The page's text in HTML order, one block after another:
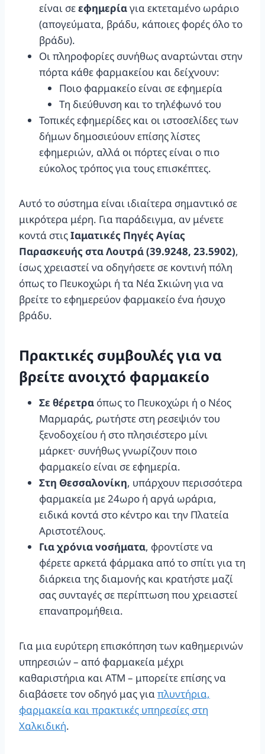
είναι σεεφημερίαγια εκτεταμένο ωράριο
(απογεύματα, βράδυ, κάποιες φορές όλο το
βράδυ).
Οι πληροφορίες συνήθως αναρτώνται στην
πόρτα κάθε φαρμακείου και δείχνουν:
Ποιο φαρμακείο είναι σε εφημερία
Τη διεύθυνση και το τηλέφωνό του
Τοπικές εφημερίδες και οι ιστοσελίδες των
δήμων δημοσιεύουν επίσης λίστες
εφημεριών, αλλά οι πόρτες είναι ο πιο
εύκολος τρόπος για τους επισκέπτες.
Αυτό το σύστημα είναι ιδιαίτερα σημαντικό σε
μικρότερα μέρη. Για παράδειγμα, αν μένετε
κοντά στιςΙαματικές Πηγές Αγίας
Παρασκευής στα Λουτρά (39.9248, 23.5902),
ίσως χρειαστεί να οδηγήσετε σε κοντινή πόλη
όπως το Πευκοχώρι ή τα Νέα Σκιώνη για να
βρείτε το εφημερεύον φαρμακείο ένα ήσυχο
βράδυ.
Πρακτικές συμβουλές για να
βρείτε ανοιχτό φαρμακείο
Σε θέρετρα όπως το Πευκοχώρι ή ο Νέος
Μαρμαράς, ρωτήστε στη ρεσεψιόν του
ξενοδοχείου ή στο πλησιέστερο μίνι
μάρκετ· συνήθως γνωρίζουν ποιο
φαρμακείο είναι σε εφημερία.
Στη Θεσσαλονίκη, υπάρχουν περισσότερα
φαρμακεία με 24ωρο ή αργά ωράρια,
ειδικά κοντά στο κέντρο και την Πλατεία
Αριστοτέλους.
Για χρόνια νοσήματα, φροντίστε να
φέρετε αρκετά φάρμακα από το σπίτι για τη
διάρκεια της διαμονής και κρατήστε μαζί
σας συνταγές σε περίπτωση που χρειαστεί
επαναπρομήθεια.
Για μια ευρύτερη επισκόπηση των καθημερινών
υπηρεσιών – από φαρμακεία μέχρι
καθαριστήρια και ΑΤΜ – μπορείτε επίσης να
διαβάσετε τον οδηγό μας γιαπλυντήρια,
φαρμακεία και πρακτικές υπηρεσίες στη
Χαλκιδική.